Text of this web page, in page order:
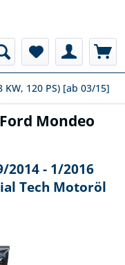
KW, 120 PS) [ab 03/15]
Mondeo
2014 - 1/2016
Tech Motoröl